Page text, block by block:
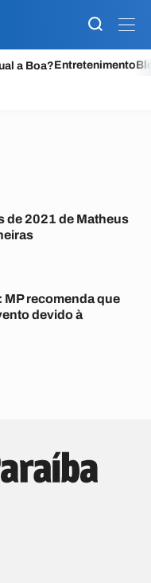
a Boa?Entretenimento
de 2021 de Matheus
MP recomenda que
devido à